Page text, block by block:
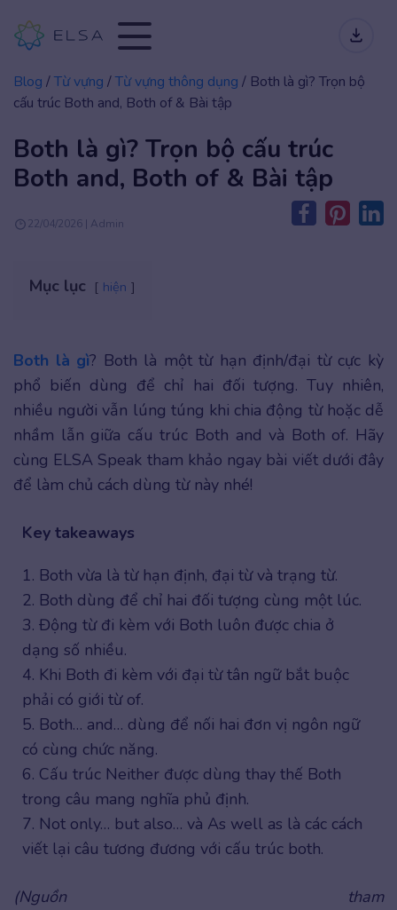
Blog /Từ vựng /Từ vựng thông dụng / Both là gì? Trọn bộ
cấu trúc Both and, Both of & Bài tập
Both là gì? Trọn bộ cấu trúc
Both and, Both of & Bài tập
22/04/2026 | Admin
Mục lục hiện
Both là gì? Both là một từ hạn định/đại từ cực kỳ
phổ biến dùng để chỉ hai đối tượng. Tuy nhiên,
nhiều người vẫn lúng túng khi chia động từ hoặc dễ
nhầm lẫn giữa cấu trúc Both and và Both of. Hãy
cùng ELSA Speak tham khảo ngay bài viết dưới đây
để làm chủ cách dùng từ này nhé!
Key takeaways
1. Both vừa là từ hạn định, đại từ và trạng từ.
2. Both dùng để chỉ hai đối tượng cùng một lúc.
3. Động từ đi kèm với Both luôn được chia ở
dạng số nhiều.
4. Khi Both đi kèm với đại từ tân ngữ bắt buộc
phải có giới từ of.
5. Both… and… dùng để nối hai đơn vị ngôn ngữ
có cùng chức năng.
6. Cấu trúc Neither được dùng thay thế Both
trong câu mang nghĩa phủ định.
7. Not only… but also… và As well as là các cách
viết lại câu tương đương với cấu trúc both.
(Nguồn tham